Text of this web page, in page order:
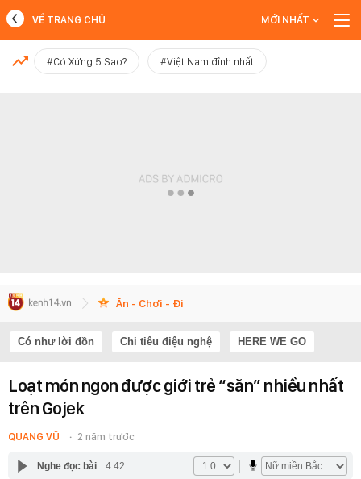
MỚI NHẤT
VỀ TRANG CHỦ MỚI NHẤT
#Có Xứng 5 Sao? #Việt Nam đỉnh nhất
Ăn - Chơi - Đi
Có như lời đồn Chi tiêu điệu nghệ HERE WE GO
Loạt món ngon được giới trẻ “săn” nhiều nhất
trên Gojek
QUANG VŨ 2 năm trước
Nghe đọc bài 4:42